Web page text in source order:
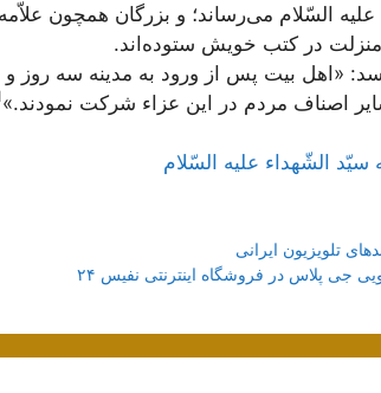
علیه السّلام می‌رساند؛ و بزرگان همچون
در کتب خویش ستوده‌اند.
«اهل بیت پس از ورود به مدینه سه روز
اصناف مردم در این عزاء شرکت نمودند.»
سيّد الشّهداء عليه السّلام
تلویزیون ایرانی
جی پلاس در فروشگاه اینترنتی نفیس ۲۴